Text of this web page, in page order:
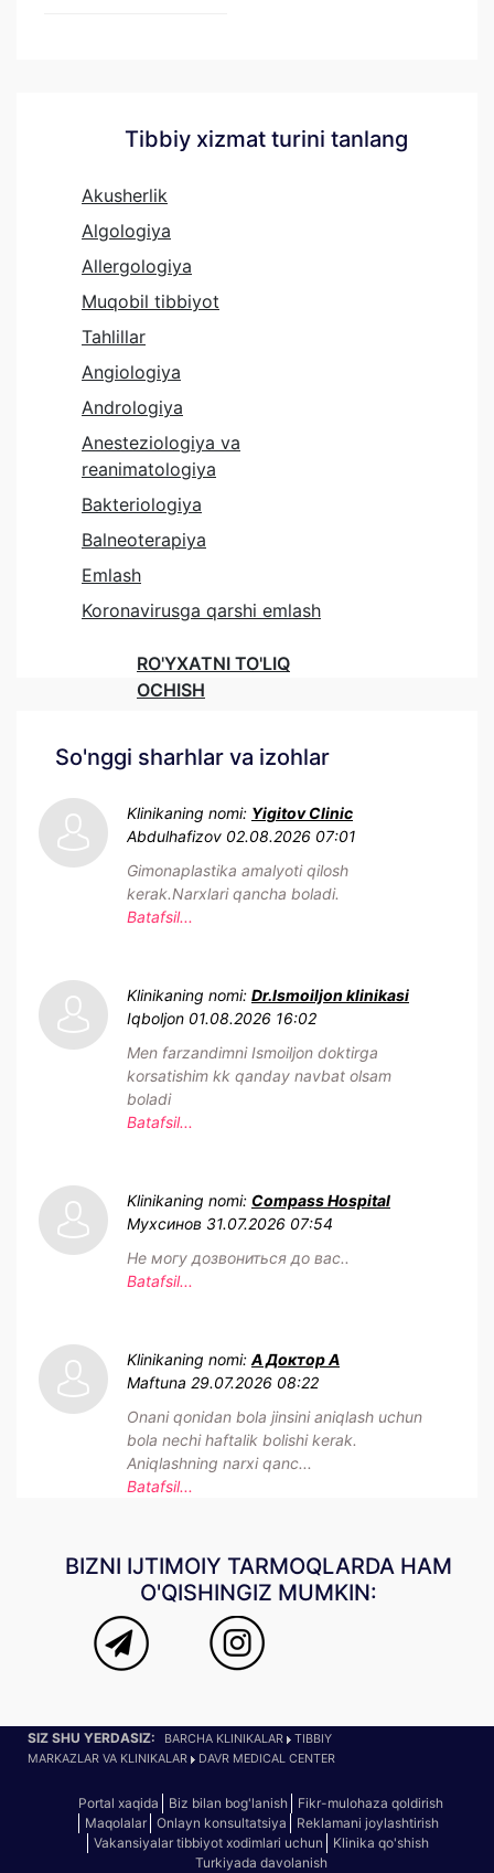
Tibbiy xizmat turini tanlang
Akusherlik
Algologiya
Allergologiya
Muqobil tibbiyot
Tahlillar
Angiologiya
Andrologiya
Anesteziologiya va
reanimatologiya
Bakteriologiya
Balneoterapiya
Emlash
Koronavirusga qarshi emlash
RO'YXATNI TO'LIQ
OCHISH
So'nggi sharhlar va izohlar
Klinikaning nomi: Yigitov Clinic
Abdulhafizov 02.08.2026 07:01
Gimonaplastika amalyoti qilosh
kerak.Narxlari qancha boladi.
Batafsil...
Klinikaning nomi: Dr.Ismoiljon klinikasi
Iqboljon 01.08.2026 16:02
Men farzandimni Ismoiljon doktirga
korsatishim kk qanday navbat olsam
boladi
Batafsil...
Klinikaning nomi: Compass Hospital
Мухсинов 31.07.2026 07:54
Не могу дозвониться до вас..
Batafsil...
Klinikaning nomi: А Доктор А
Maftuna 29.07.2026 08:22
Onani qonidan bola jinsini aniqlash uchun
bola nechi haftalik bolishi kerak.
Aniqlashning narxi qanc...
Batafsil...
BIZNI IJTIMOIY TARMOQLARDA HAM
O'QISHINGIZ MUMKIN:
SIZ SHU YERDASIZ: BARCHA KLINIKALAR
TIBBIY
MARKAZLAR VA KLINIKALAR
DAVR MEDICAL CENTER
Portal xaqida Biz bilan bog'lanish
Fikr-mulohaza qoldirish
Maqolalar
Onlayn konsultatsiya
Reklamani joylashtirish
Vakansiyalar tibbiyot xodimlari uchun
Klinika qo'shish
Turkiyada davolanish